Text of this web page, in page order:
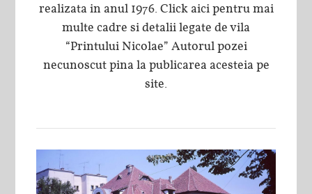
realizata in anul 1976. Click aici pentru mai
multe cadre si detalii legate de vila
“Printului Nicolae” Autorul pozei
necunoscut pina la publicarea acesteia pe
site.